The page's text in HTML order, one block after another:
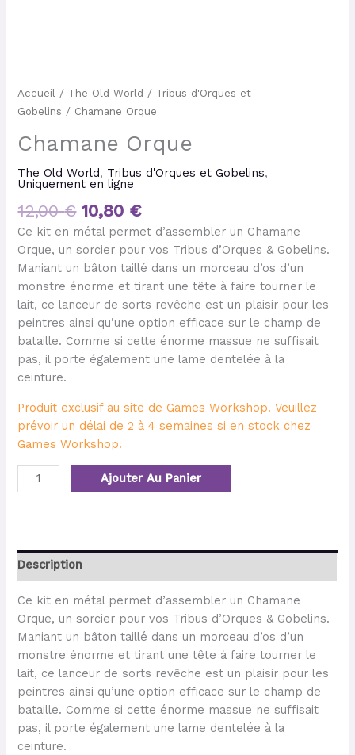
Accueil / The Old World / Tribus d'Orques et
Gobelins / Chamane Orque
Chamane Orque
The Old World, Tribus d'Orques et Gobelins,
Uniquement en ligne
12,00€ 10,80 €
Ce kit en métal permet d’assembler un Chamane
Orque, un sorcier pour vos Tribus d’Orques & Gobelins.
Maniant un bâton taillé dans un morceau d’os d’un
monstre énorme et tirant une tête à faire tourner le
lait, ce lanceur de sorts revêche est un plaisir pour les
peintres ainsi qu’une option efficace sur le champ de
bataille. Comme si cette énorme massue ne suffisait
pas, il porte également une lame dentelée à la
ceinture.
Produit exclusif au site de Games Workshop. Veuillez
prévoir un délai de 2 à 4 semaines si en stock chez
Games Workshop.
Ajouter Au Panier
Description
Ce kit en métal permet d’assembler un Chamane
Orque, un sorcier pour vos Tribus d’Orques & Gobelins.
Maniant un bâton taillé dans un morceau d’os d’un
monstre énorme et tirant une tête à faire tourner le
lait, ce lanceur de sorts revêche est un plaisir pour les
peintres ainsi qu’une option efficace sur le champ de
bataille. Comme si cette énorme massue ne suffisait
pas, il porte également une lame dentelée à la
ceinture.